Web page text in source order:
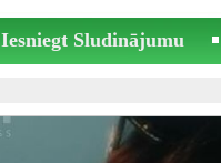
Iesniegt Sludinājumu